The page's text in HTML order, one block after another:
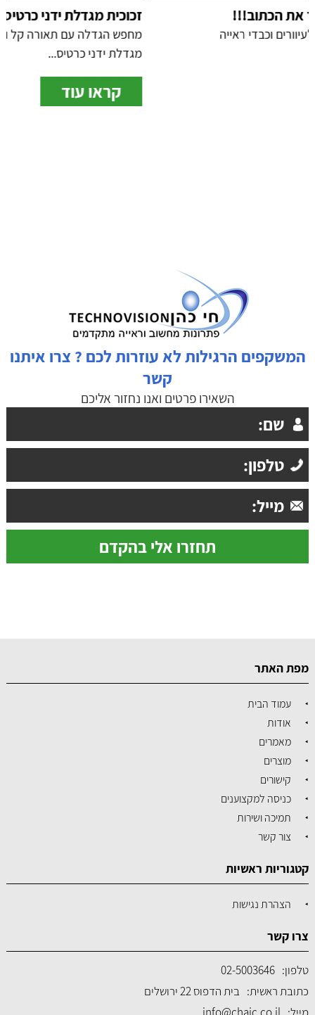
זכוכית מגדלת ידני כרטיס easyPOCKET
מחפש הגדלה עם תאורה קל ונוח לנשיאה? זכוכית
המשקפים הרגילות לא עוזרות לכם ? צרו איתנו
קשר
השאירו פרטים ואנו נחזור אליכם
מפת האתר
עמוד הבית
אודות
מאמרים
מוצרים
קישורים
כניסה למקצוענים
תמיכה ושירות
צור קשר
קטגוריות ראשיות
הצהרת נגישות
צרו קשר
טלפון: 02-5003646
כתובת ראשית: בית הדפוס 22 ירושלים